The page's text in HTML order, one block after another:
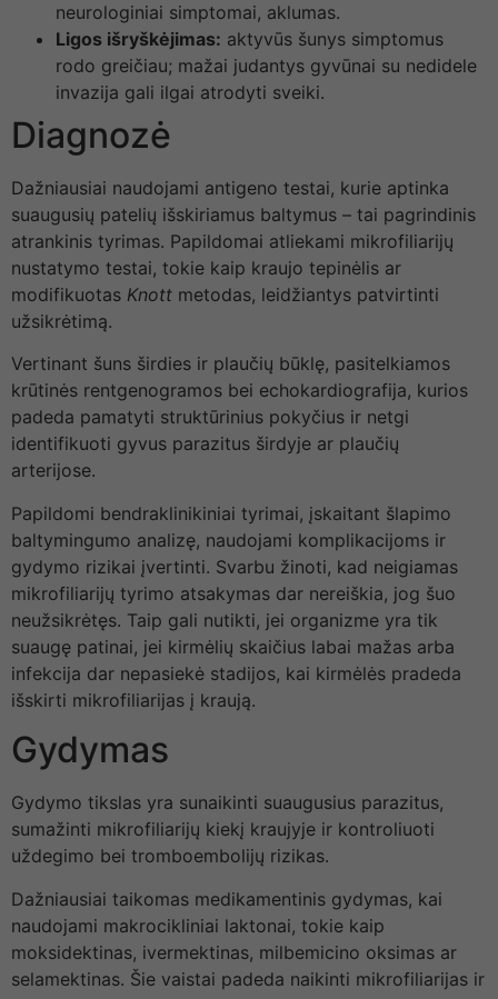
neurologiniai simptomai, aklumas.
Ligos išryškėjimas: aktyvūs šunys simptomus
rodo greičiau; mažai judantys gyvūnai su nedidele
invazija gali ilgai atrodyti sveiki.
Diagnozė
Dažniausiai naudojami antigeno testai, kurie aptinka
suaugusių patelių išskiriamus baltymus – tai pagrindinis
atrankinis tyrimas. Papildomai atliekami mikrofiliarijų
nustatymo testai, tokie kaip kraujo tepinėlis ar
modifikuotas Knott metodas, leidžiantys patvirtinti
užsikrėtimą.
Vertinant šuns širdies ir plaučių būklę, pasitelkiamos
krūtinės rentgenogramos bei echokardiografija, kurios
padeda pamatyti struktūrinius pokyčius ir netgi
identifikuoti gyvus parazitus širdyje ar plaučių
arterijose.
Papildomi bendraklinikiniai tyrimai, įskaitant šlapimo
baltymingumo analizę, naudojami komplikacijoms ir
gydymo rizikai įvertinti. Svarbu žinoti, kad neigiamas
mikrofiliarijų tyrimo atsakymas dar nereiškia, jog šuo
neužsikrėtęs. Taip gali nutikti, jei organizme yra tik
suaugę patinai, jei kirmėlių skaičius labai mažas arba
infekcija dar nepasiekė stadijos, kai kirmėlės pradeda
išskirti mikrofiliarijas į kraują.
Gydymas
Gydymo tikslas yra sunaikinti suaugusius parazitus,
sumažinti mikrofiliarijų kiekį kraujyje ir kontroliuoti
uždegimo bei tromboembolijų rizikas.
Dažniausiai taikomas medikamentinis gydymas, kai
naudojami makrocikliniai laktonai, tokie kaip
moksidektinas, ivermektinas, milbemicino oksimas ar
selamektinas. Šie vaistai padeda naikinti mikrofiliarijas ir